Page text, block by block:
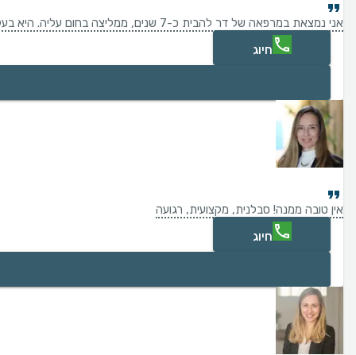
אני נמצאת במרפאה של דר להבית כ-7 שנים, ממליצה בחום עליה. היא בעלת ידע מקצועי רב , מסבירה בפירוט ובנעימות את סוג הטיפול שעבורו הגעתי. וכמובן שהתוצאות מרשימות וטובות.
חיוג
אין טובה ממנה! סבלנית, מקצועית, רגועה
חיוג